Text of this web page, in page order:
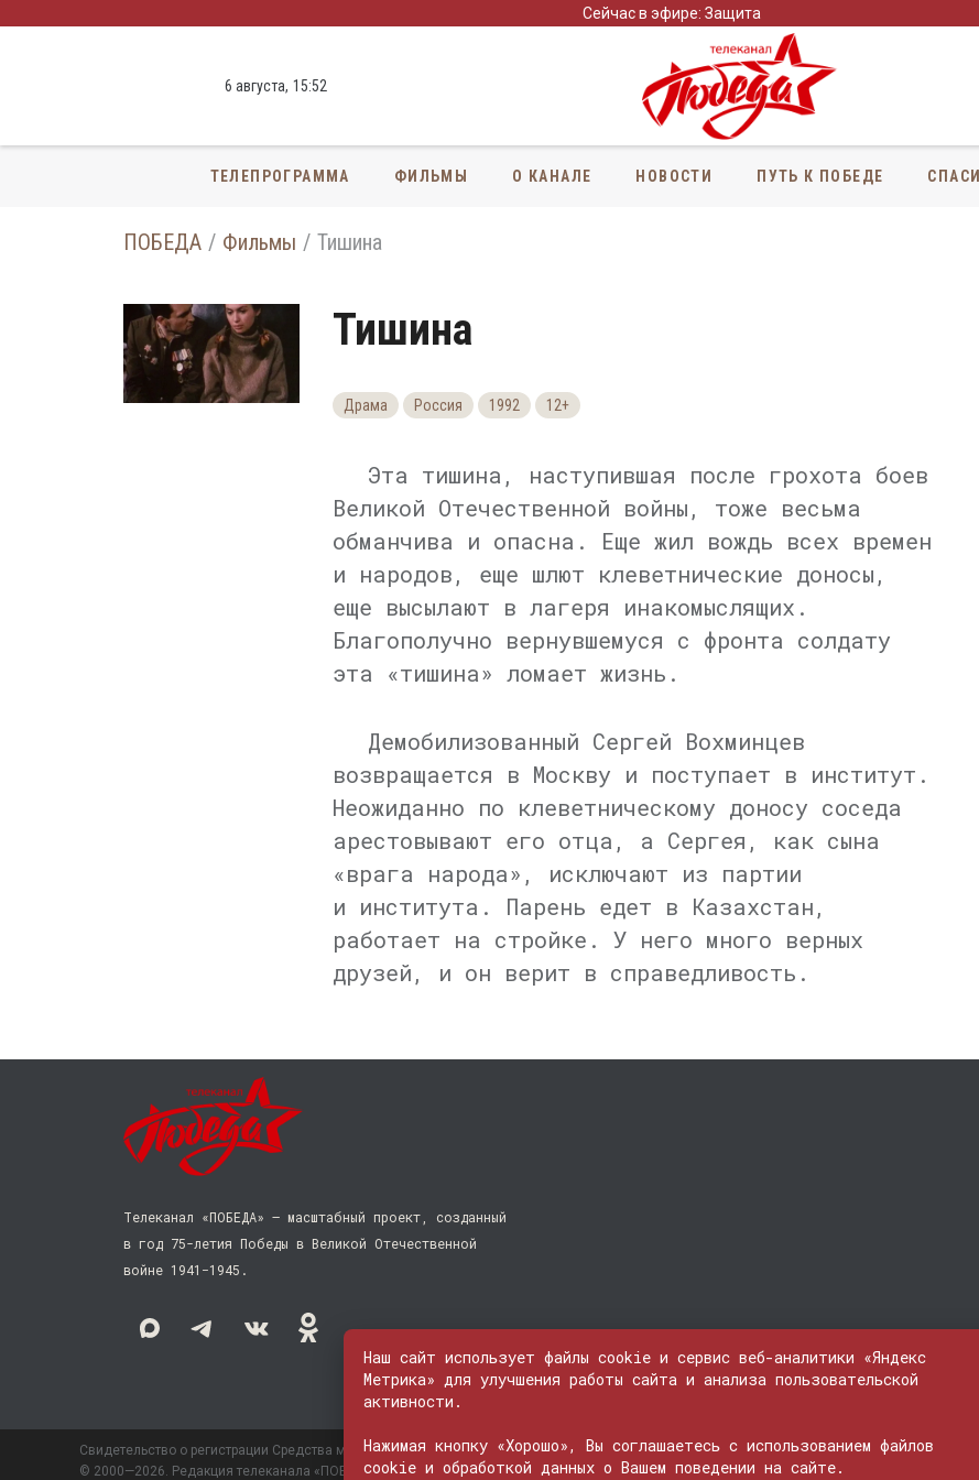
Сейчас в эфире: Защита
6 августа, 15:52
ТЕЛЕПРОГРАММА ФИЛЬМЫ О КАНАЛЕ НОВОСТИ ПУТЬ К ПОБЕДЕ
ПОБЕДА Фильмы Тишина
Тишина
Драма Россия 1992 12+
Эта тишина, наступившая после грохота боев
Великой Отечественной войны, тоже весьма
обманчива и опасна. Еще жил вождь всех времен
и народов, еще шлют клеветнические доносы,
еще высылают в лагеря инакомыслящих.
Благополучно вернувшемуся с фронта солдату
эта «тишина» ломает жизнь.
Демобилизованный Сергей Вохминцев
возвращается в Москву и поступает в институт.
Неожиданно по клеветническому доносу соседа
арестовывают его отца, а Сергея, как сына
«врага народа», исключают из партии
и института. Парень едет в Казахстан,
работает на стройке. У него много верных
друзей, и он верит в справедливость.
Телеканал «ПОБЕДА» — масштабный проект, созданный
в год 75-летия Победы в Великой Отечественной
войне 1941−1945.
Свидетельство о регистрации Средства массовой информации: ЭЛ № ФС 77 - 74600
© 2000—2026. Редакция телеканала «ПОБЕДА». Все права на любые материалы, опубликованные на сайте, защищены. Любое
Наш сайт использует файлы cookie и сервис веб-аналитики «Яндекс
Метрика» для улучшения работы сайта и анализа пользовательской
активности.
Нажимая кнопку «Хорошо», Вы соглашаетесь с использованием файлов
cookie и обработкой данных о Вашем поведении на сайте.